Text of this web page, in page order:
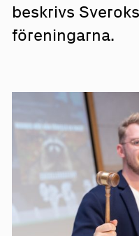
beskrivs
föreningarna.